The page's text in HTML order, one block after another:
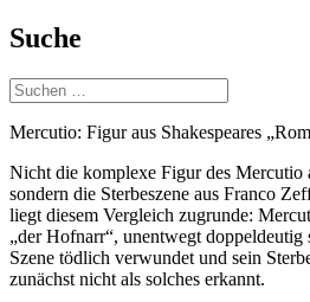
Suche
Suchen
nach:
Mercutio: Figur aus Shakespeares
Nicht die komplexe Figur des Mercutio
sondern die Sterbeszene aus Franco
liegt diesem Vergleich zugrunde:
„der Hofnarr“, unentwegt
Szene tödlich verwundet und sein
zunächst nicht als solches erkannt.